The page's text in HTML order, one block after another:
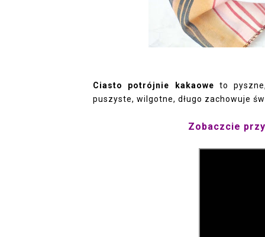
Ciasto potrójnie kakaowe to
puszyste, wilgotne, długo zachowuje
Zobaczcie